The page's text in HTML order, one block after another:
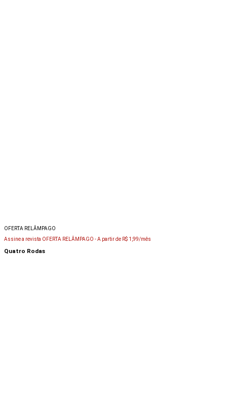
OFERTA RELÂMPAGO
Assine a revista OFERTA RELÂMPAGO -A partir de R$ 1,99/mês
Quatro Rodas